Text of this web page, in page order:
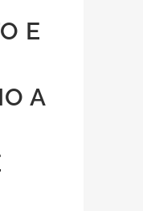
E
A